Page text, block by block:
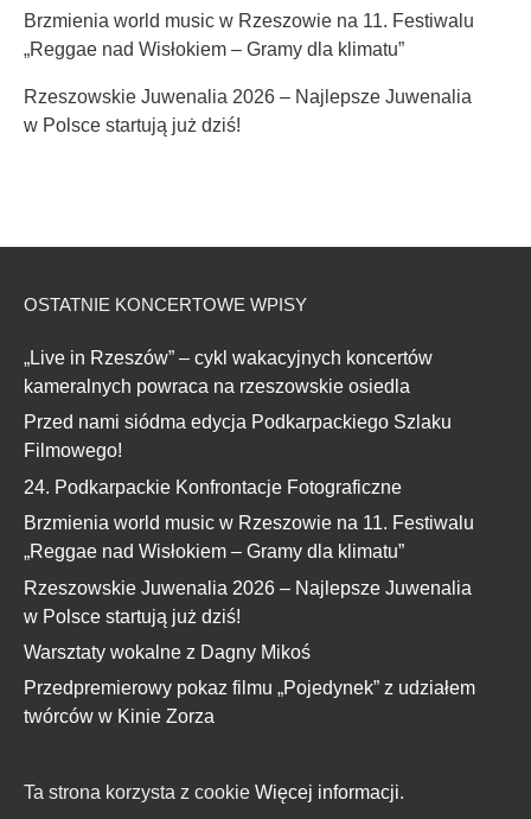
Brzmienia world music w Rzeszowie na 11. Festiwalu
„Reggae nad Wisłokiem – Gramy dla klimatu”
Rzeszowskie Juwenalia 2026 – Najlepsze Juwenalia
w Polsce startują już dziś!
OSTATNIE KONCERTOWE WPISY
„Live in Rzeszów” – cykl wakacyjnych koncertów
kameralnych powraca na rzeszowskie osiedla
Przed nami siódma edycja Podkarpackiego Szlaku
Filmowego!
24. Podkarpackie Konfrontacje Fotograficzne
Brzmienia world music w Rzeszowie na 11. Festiwalu
„Reggae nad Wisłokiem – Gramy dla klimatu”
Rzeszowskie Juwenalia 2026 – Najlepsze Juwenalia
w Polsce startują już dziś!
Warsztaty wokalne z Dagny Mikoś
Przedpremierowy pokaz filmu „Pojedynek” z udziałem
twórców w Kinie Zorza
Ta strona korzysta z cookie Więcej informacji.